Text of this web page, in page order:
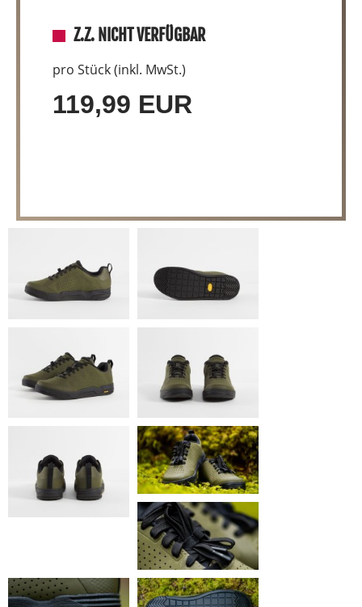
Z.Z. NICHT VERFÜGBAR
pro Stück (inkl. MwSt.)
119,99 EUR